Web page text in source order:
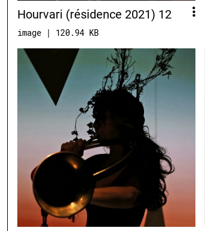
Hourvari (résidence 2021) 12
image | 120.94 KB